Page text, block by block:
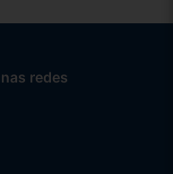
redes